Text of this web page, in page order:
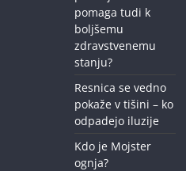
pomaga tudi k
boljšemu
zdravstvenemu
stanju?
Resnica se vedno
pokaže v tišini – ko
odpadejo iluzije
Kdo je Mojster
ognja?